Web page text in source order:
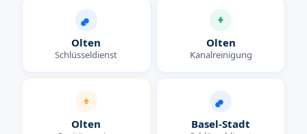
Olten
Schlüsseldienst
Olten
Kanalreinigung
Olten Basel-Stadt